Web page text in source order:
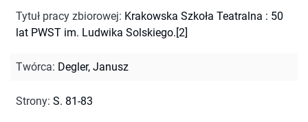
Tytuł pracy zbiorowej: Krakowska Szkoła Teatralna : 50
lat PWST im. Ludwika Solskiego.[2]
Twórca: Degler, Janusz
Strony: S. 81-83